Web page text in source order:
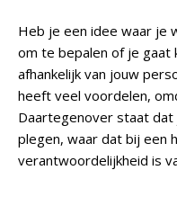
Heb je een idee waar je
om te bepalen of je gaat
afhankelijk van jouw
heeft veel voordelen,
Daartegenover staat
plegen, waar dat bij een
verantwoordelijkheid is